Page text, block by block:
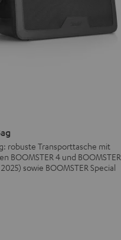
robuste Transporttasche mit
BOOMSTER 4 und BOOMSTER
sowie BOOMSTER Special